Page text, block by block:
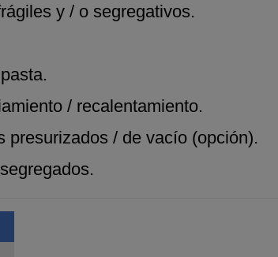
y / o segregativos.
/ recalentamiento.
presurizados / de vacío (opción).